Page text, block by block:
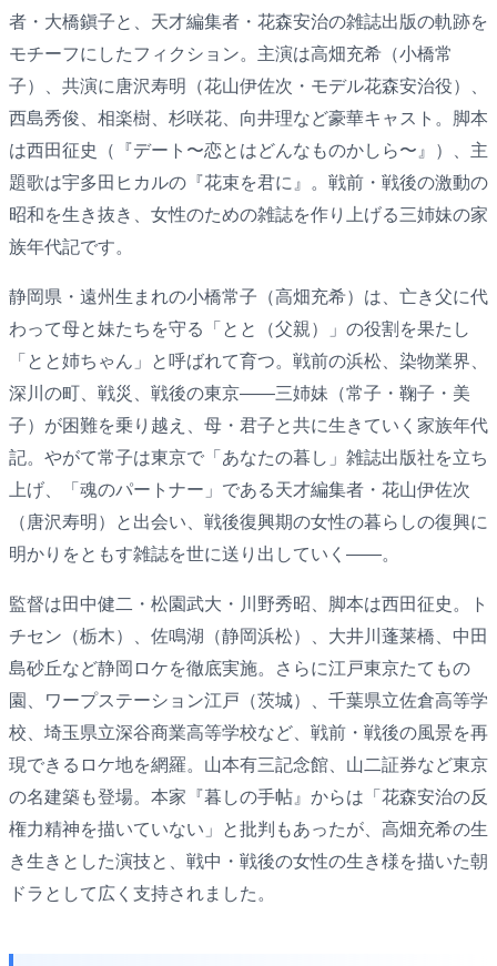
者・大橋鎭子と、天才編集者・花森安治の雑誌出版の軌跡を
モチーフにしたフィクション。主演は高畑充希（小橋常
子）、共演に唐沢寿明（花山伊佐次・モデル花森安治役）、
西島秀俊、相楽樹、杉咲花、向井理など豪華キャスト。脚本
は西田征史（『デート〜恋とはどんなものかしら〜』）、主
題歌は宇多田ヒカルの『花束を君に』。戦前・戦後の激動の
昭和を生き抜き、女性のための雑誌を作り上げる三姉妹の家
族年代記です。
静岡県・遠州生まれの小橋常子（高畑充希）は、亡き父に代
わって母と妹たちを守る「とと（父親）」の役割を果たし
「とと姉ちゃん」と呼ばれて育つ。戦前の浜松、染物業界、
深川の町、戦災、戦後の東京――三姉妹（常子・鞠子・美
子）が困難を乗り越え、母・君子と共に生きていく家族年代
記。やがて常子は東京で「あなたの暮し」雑誌出版社を立ち
上げ、「魂のパートナー」である天才編集者・花山伊佐次
（唐沢寿明）と出会い、戦後復興期の女性の暮らしの復興に
明かりをともす雑誌を世に送り出していく――。
監督は田中健二・松園武大・川野秀昭、脚本は西田征史。ト
チセン（栃木）、佐鳴湖（静岡浜松）、大井川蓬莱橋、中田
島砂丘など静岡ロケを徹底実施。さらに江戸東京たてもの
園、ワープステーション江戸（茨城）、千葉県立佐倉高等学
校、埼玉県立深谷商業高等学校など、戦前・戦後の風景を再
現できるロケ地を網羅。山本有三記念館、山二証券など東京
の名建築も登場。本家『暮しの手帖』からは「花森安治の反
権力精神を描いていない」と批判もあったが、高畑充希の生
き生きとした演技と、戦中・戦後の女性の生き様を描いた朝
ドラとして広く支持されました。